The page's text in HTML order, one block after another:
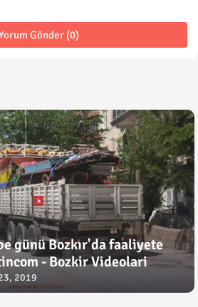
Gönder (0)
günü Bozkır'da faaliyete
- Bozkir Videolari
2019